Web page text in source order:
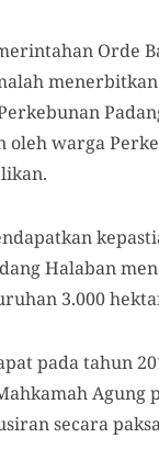
Orde
menerbitkan
warga
Halaban
3.000
pada tahun
secara